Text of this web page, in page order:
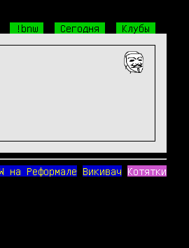
!bnw Сегодня Клубы
на Реформале Викивач Котятки